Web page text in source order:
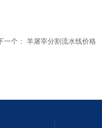
一个： 羊屠宰分割流水线价格